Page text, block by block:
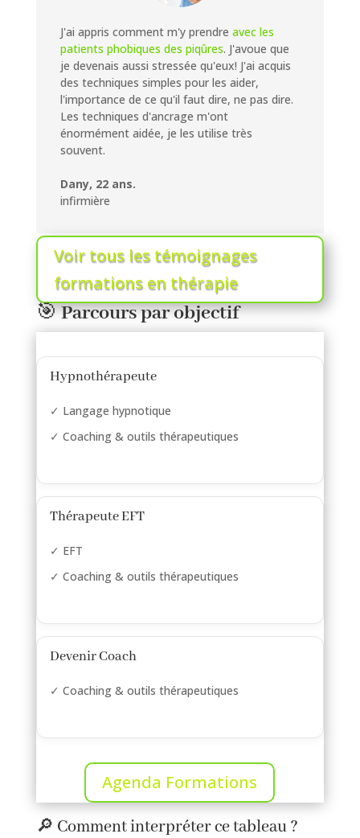
J'ai appris comment m'y prendre avec les
patients phobiques des piqûres. J'avoue que
je devenais aussi stressée qu'eux! J'ai acquis
des techniques simples pour les aider,
l'importance de ce qu'il faut dire, ne pas dire.
Les techniques d'ancrage m'ont
énormément aidée, je les utilise très
souvent.
Dany, 22 ans.
infirmière
Voir tous les témoignages
formations en thérapie
🎯Parcours par objectif
Hypnothérapeute
✓ Langage hypnotique
✓ Coaching & outils thérapeutiques
Thérapeute EFT
✓ EFT
✓ Coaching & outils thérapeutiques
Devenir Coach
✓ Coaching & outils thérapeutiques
Agenda Formations
🔎 Comment interpréter ce tableau ?